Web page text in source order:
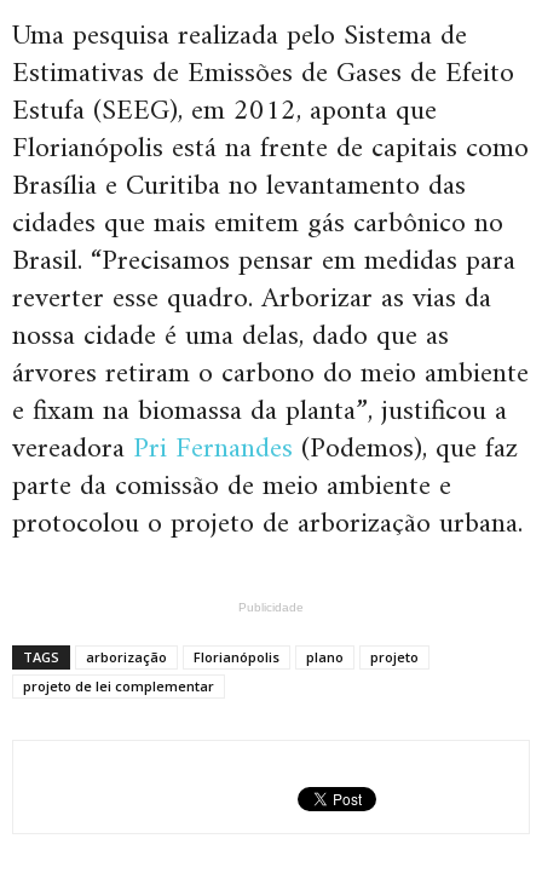
Uma pesquisa realizada pelo Sistema de
Estimativas de Emissões de Gases de Efeito
Estufa (SEEG), em 2012, aponta que
Florianópolis está na frente de capitais como
Brasília e Curitiba no levantamento das
cidades que mais emitem gás carbônico no
Brasil. “Precisamos pensar em medidas para
reverter esse quadro. Arborizar as vias da
nossa cidade é uma delas, dado que as
árvores retiram o carbono do meio ambiente
e fixam na biomassa da planta”, justificou a
vereadoraPri Fernandes (Podemos), que faz
parte da comissão de meio ambiente e
protocolou o projeto de arborização urbana.
Publicidade
TAGS arborização Florianópolis plano
projeto
projeto de lei complementar